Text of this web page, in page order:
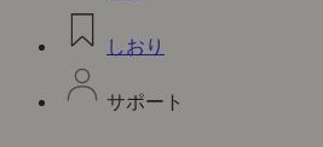
しおり
サポート